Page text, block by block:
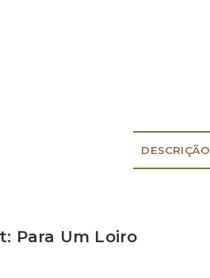
DESCRIÇÃO
Para Um Loiro